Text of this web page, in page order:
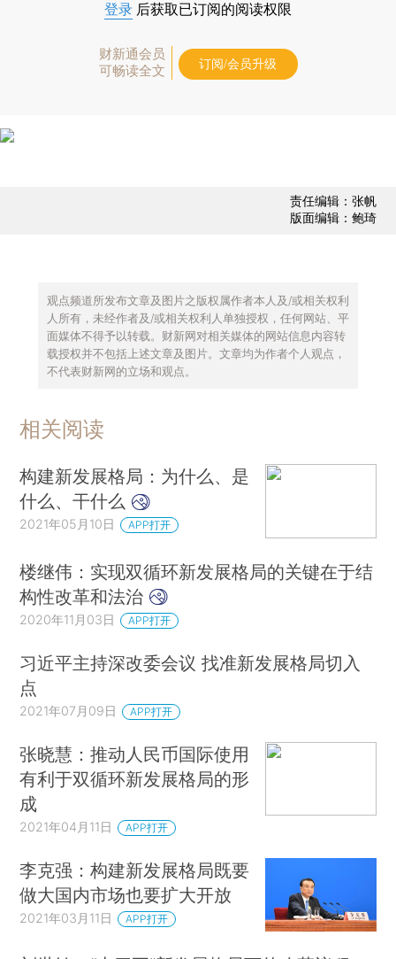
登录 后获取已订阅的阅读权限
财新通会员
可畅读全文
订阅/会员升级
责任编辑：张帆
版面编辑：鲍琦
观点频道所发布文章及图片之版权属作者本人及/或相关权利
人所有，未经作者及/或相关权利人单独授权，任何网站、平
面媒体不得予以转载。财新网对相关媒体的网站信息内容转
载授权并不包括上述文章及图片。文章均为作者个人观点，
不代表财新网的立场和观点。
相关阅读
构建新发展格局：为什么、是
什么、干什么
2021年05月10日 APP打开
楼继伟：实现双循环新发展格局的关键在于结
构性改革和法治
2020年11月03日 APP打开
习近平主持深改委会议 找准新发展格局切入
点
2021年07月09日 APP打开
张晓慧：推动人民币国际使用
有利于双循环新发展格局的形
成
2021年04月11日 APP打开
李克强：构建新发展格局既要
做大国内市场也要扩大开放
2021年03月11日 APP打开